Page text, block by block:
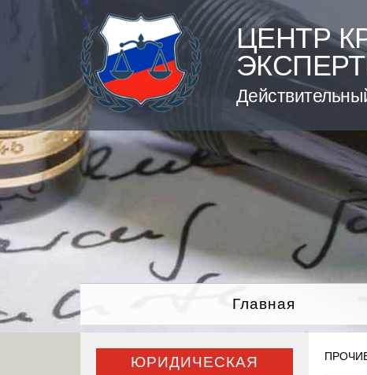
ЦЕНТР
Главная
ЮРИДИЧЕСКАЯ